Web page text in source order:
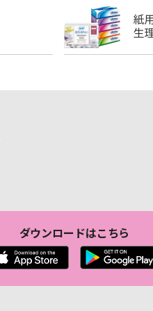
ダウンロードはこちら